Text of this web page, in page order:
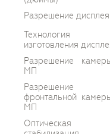
Разрешение дисплея
Технология
изготовления
Разрешение
МП
Разрешение
фронтальной
МП
Оптическая